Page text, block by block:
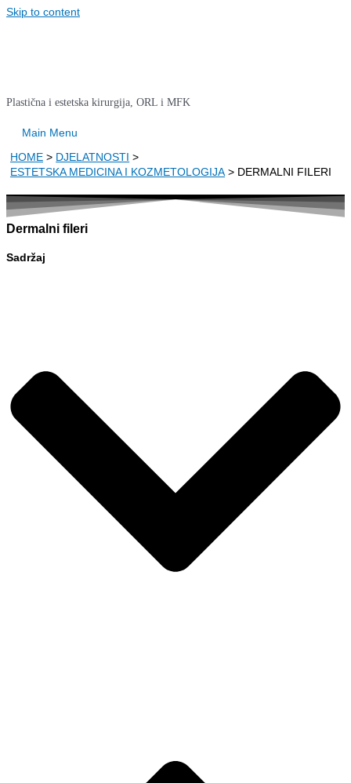
Skip to content
Plastična i estetska kirurgija, ORL i MFK
Main Menu
HOME
DJELATNOSTI
ESTETSKA MEDICINA I KOZMETOLOGIJA
DERMALNI FILERI
Dermalni fileri
Sadržaj